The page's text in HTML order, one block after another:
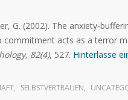
G. (2002). The anxiety-
commitment acts as a terror
82(4), 527. Hinterlasse
, SELBSTVERTRAUEN,